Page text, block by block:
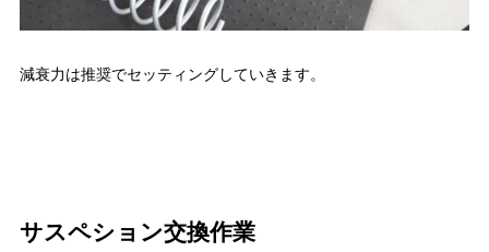
減衰力は推奨でセッティングしていきます。
サスペション交換作業